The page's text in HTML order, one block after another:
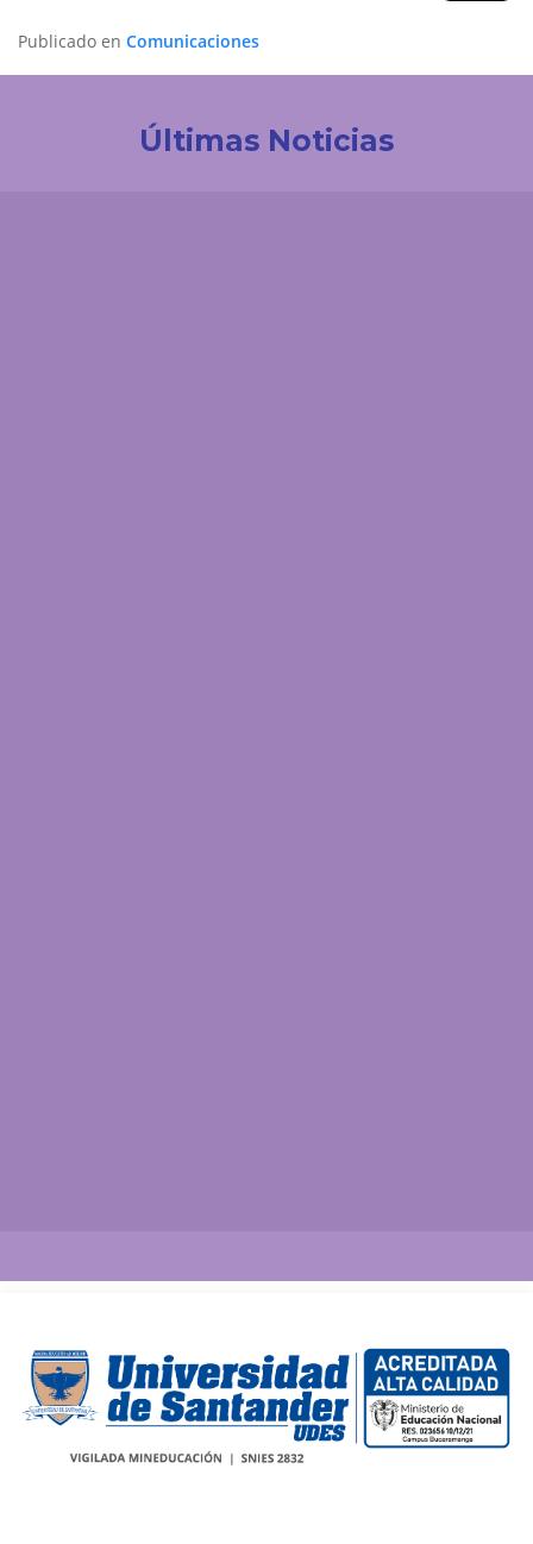
Publicado en Comunicaciones
Últimas Noticias